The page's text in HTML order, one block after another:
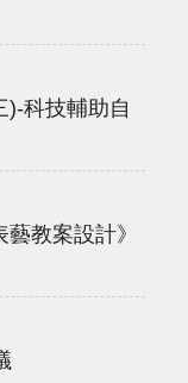
科技輔助自
教案設計》